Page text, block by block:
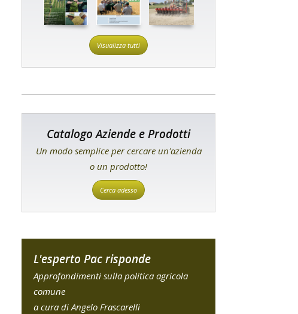
Visualizza tutti
Catalogo Aziende e Prodotti
Un modo semplice per cercare un'azienda
o un prodotto!
Cerca adesso
L'esperto Pac risponde
Approfondimenti sulla politica agricola
comune
a cura di Angelo Frascarelli